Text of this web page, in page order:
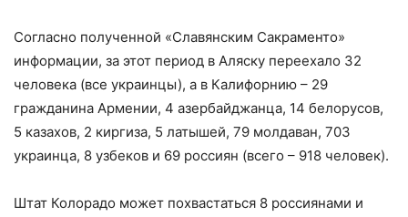
Согласно полученной «Славянским Сакраменто»
информации, за этот период в Аляску переехало 32
человека (все украинцы), а в Калифорнию – 29
гражданина Армении, 4 азербайджанца, 14 белорусов,
5 казахов, 2 киргиза, 5 латышей, 79 молдаван, 703
украинца, 8 узбеков и 69 россиян (всего – 918 человек).
Штат Колорадо может похвастаться 8 россиянами и